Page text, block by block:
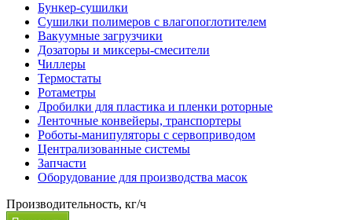
Бункер-сушилки
Сушилки полимеров с влагопоглотителем
Вакуумные загрузчики
Дозаторы и миксеры-смесители
Чиллеры
Термостаты
Ротаметры
Дробилки для пластика и пленки роторные
Ленточные конвейеры, транспортеры
Роботы-манипуляторы с сервоприводом
Централизованные системы
Запчасти
Оборудование для производства масок
Производительность, кг/ч